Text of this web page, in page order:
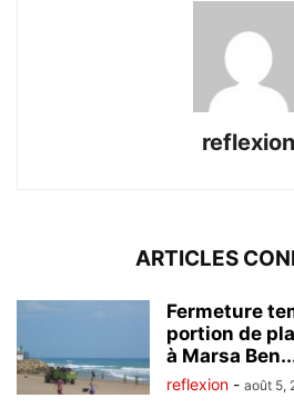
reflexion
ARTICLES
Fermeture
portion de
à Marsa
reflexion - août 5,